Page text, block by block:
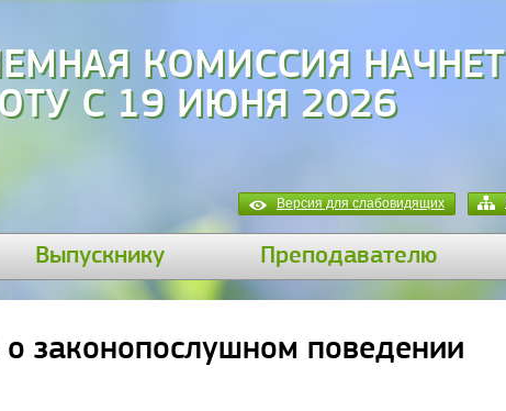
КОМИССИЯ НАЧНЕТ
С 19 ИЮНЯ 2026
Версия для слабовидящих
Выпускнику Преподавателю
законопослушном поведении